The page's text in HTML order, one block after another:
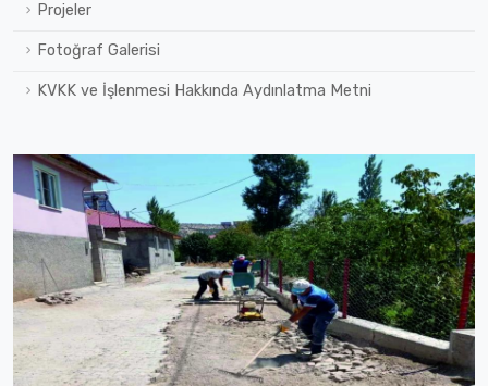
Projeler
Fotoğraf Galerisi
KVKK ve İşlenmesi Hakkında Aydınlatma Metni